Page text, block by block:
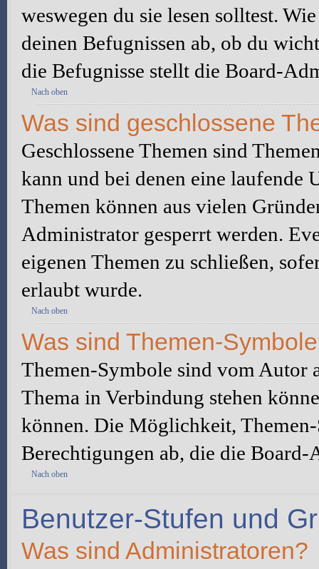
weswegen du sie lesen solltest.
deinen Befugnissen ab, ob du
die Befugnisse stellt die Board-
Nach oben
Was sind geschlossene
Geschlossene Themen sind
kann und bei denen eine laufende
Themen können aus vielen
Administrator gesperrt werden.
eigenen Themen zu schließen,
erlaubt wurde.
Nach oben
Was sind Themen-
Themen-Symbole sind vom Autor
Thema in Verbindung stehen
können. Die Möglichkeit,
Berechtigungen ab, die die
Nach oben
Benutzer-Stufen und
Was sind Administratoren?